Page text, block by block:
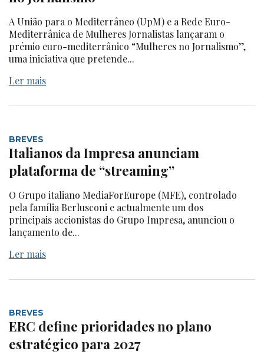
A União para o Mediterrâneo (UpM) e a Rede Euro-
Mediterrânica de Mulheres Jornalistas lançaram o
prémio euro-mediterrânico “Mulheres no Jornalismo”,
uma iniciativa que pretende...
Ler mais
BREVES
Italianos da Impresa anunciam
plataforma de “streaming”
O Grupo italiano MediaForEurope (MFE), controlado
pela família Berlusconi e actualmente um dos
principais accionistas do Grupo Impresa, anunciou o
lançamento de...
Ler mais
BREVES
ERC define prioridades no plano
estratégico para 2027